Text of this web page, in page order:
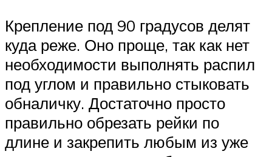
Крепление под 90 градусов делят
куда реже. Оно проще, так как нет
необходимости выполнять распил
под углом и правильно стыковать
обналичку. Достаточно просто
правильно обрезать рейки по
длине и закрепить любым из уже